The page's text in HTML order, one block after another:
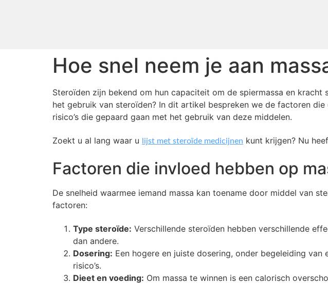
Hoe snel neem je aan
Steroïden zijn bekend om hun capaciteit om de spiermassa en
het gebruik van steroïden? In dit artikel bespreken we de factoren
risico’s die gepaard gaan met het gebruik van deze middelen.
Zoekt u al lang waar u lijst met steroïde medicijnen kunt krijgen? Nu
Factoren die invloed hebben op
De snelheid waarmee iemand massa kan toename door middel van
factoren:
Type steroïde: Verschillende steroïden hebben verschillende
dan andere.
Dosering: Een hogere en juiste dosering, onder begeleiding
risico’s.
Dieet en voeding: Om massa te winnen is een calorisch